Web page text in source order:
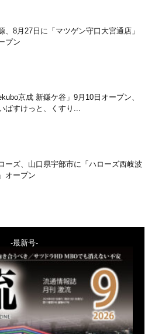
、8月27日に「マツゲン守口大宮通店」
プン
京成 新鎌ケ谷」9月10日オープン、
ばすけっと、くすり...
ーズ、山口県宇部市に「ハローズ西岐波
オープン
-最新号-